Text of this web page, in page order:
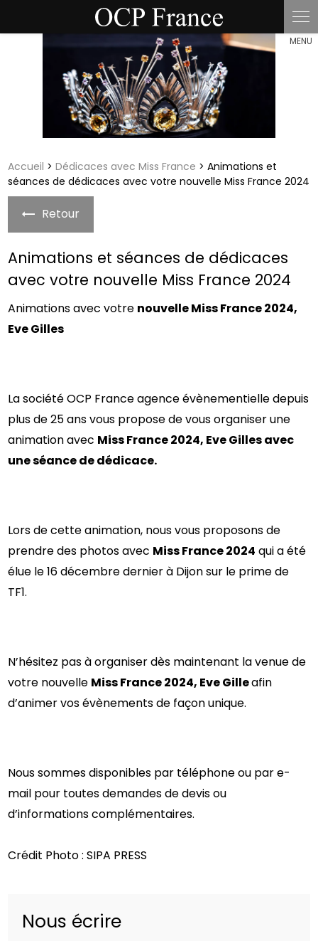
Accueil >Dédicaces avec Miss France > Animations et
séances de dédicaces avec votre nouvelle Miss France 2024
Retour
Animations et séances de dédicaces
avec votre nouvelle Miss France 2024
Animations avec votre nouvelle Miss France 2024,
Eve Gilles
La société OCP France agence évènementielle depuis
plus de 25 ans vous propose de vous organiser une
animation avec Miss France 2024, Eve Gilles avec
une séance de dédicace.
Lors de cette animation, nous vous proposons de
prendre des photos avec Miss France 2024 qui a été
élue le 16 décembre dernier à Dijon sur le prime de
TF1.
N’hésitez pas à organiser dès maintenant la venue de
votre nouvelle Miss France 2024, Eve Gilleafin
d’animer vos évènements de façon unique.
Nous sommes disponibles par téléphone ou par e-
mail pour toutes demandes de devis ou
d’informations complémentaires.
Crédit Photo : SIPA PRESS
Nous écrire
Panneau de gestion des cookies